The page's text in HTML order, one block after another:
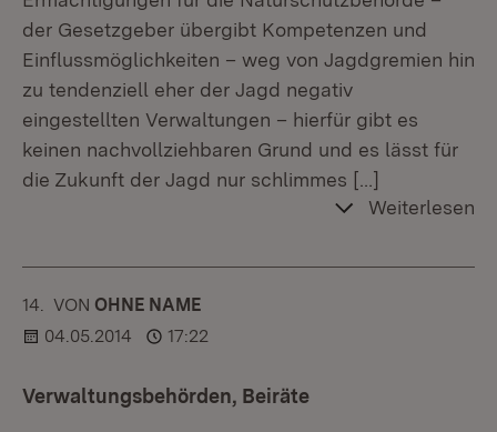
der Gesetzgeber übergibt Kompetenzen und
Einflussmöglichkeiten – weg von Jagdgremien hin
zu tendenziell eher der Jagd negativ
eingestellten Verwaltungen – hierfür gibt es
keinen nachvollziehbaren Grund und es lässt für
die Zukunft der Jagd nur schlimmes […]
Weiterlesen
14. KOMMENTAR
VON :OHNE NAME
04.05.2014
17:22
Verwaltungsbehörden, Beiräte